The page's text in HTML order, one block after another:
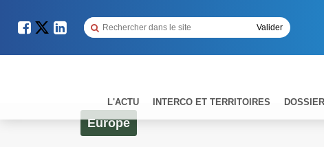
L'ACTU INTERCO ET TERRITOIRES
Europe